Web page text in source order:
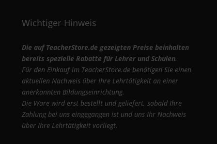
Wichtiger Hinweis
Die auf TeacherStore.de gezeigten Preise beinhalten
bereits spezielle Rabatte für Lehrer und Schulen.
Für den Einkauf im TeacherStore.de benötigen Sie einen
aktuellen Nachweis über Ihre Lehrtätigkeit an einer
anerkannten Bildungseinrichtung.
Die Ware wird erst bestellt und geliefert, sobald Ihre
Zahlung bei uns eingegangen ist und uns Ihr Nachweis
über Ihre Lehrtätigkeit vorliegt.